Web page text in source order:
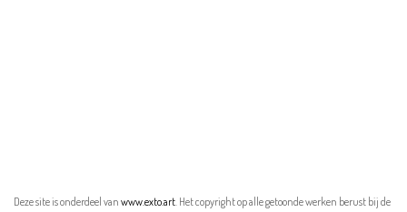
Deze site is onderdeel van www.exto.art. Het copyright op alle getoonde werken berust bij de